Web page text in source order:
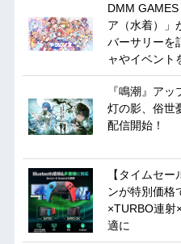
DMM
ア（水着）」
バーサリーを
ャやイベント
『鳴潮』ア
灯の影、俗世
配信開始！
【タイムセ
ンが特別価格
×TURBO連射
適に